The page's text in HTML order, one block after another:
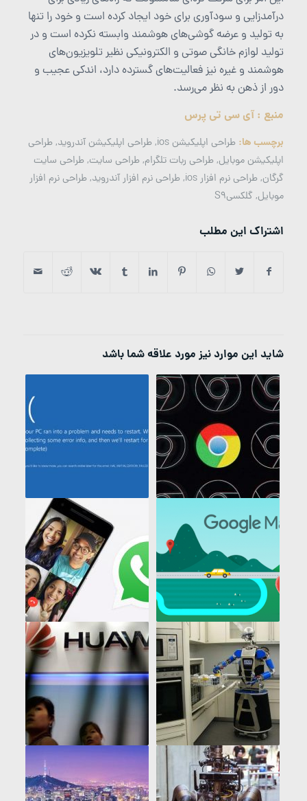
درآمدزایی و سودآوری برای خود ایجاد کرده است و خود را تنها
به تولید و عرضه گوشی‌های هوشمند وابسته نکرده است و در
تولید لوازم خانگی صوتی و الکترونیکی نظیر تلویزیون‌های
هوشمند و غیره نیز فعالیت‌های گسترده دارد، اندکی عجیب و
دور از ذهن به نظر می‌رسد.
منبع : آی سی تی پرس
برچسب ها: طراحی اپلیکیشن ios ,طراحی اپلیکیشن آندروید,طراحی
اپلیکیشن موبایل,طراحی ربات تلگرام,طراحی سایت,طراحی سایت
گرگان,طراحی نرم افزار ios ,طراحی نرم افزار آندروید,طراحی نرم افزار
موبایل, گلکسیS9
اشتراک این مطلب
شاید این موارد نیز مورد علاقه شما باشد